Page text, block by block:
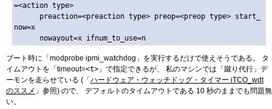
=<action type>
now=x
ブート時に「modprobe ipmi_watchdog」を実行するだけで使えそうである。 タ
イムアウトを「timeout=<t> 」で指定できるが、 私のマシンでは「蹴り代行」デ
ーモンを走らせている (「 ハードウェア・ウォッチドッグ・タイマー iTCO_wdt
のススメ 」参照) ので、 デフォルトのタイムアウトである 10 秒のままでも問題無
い。